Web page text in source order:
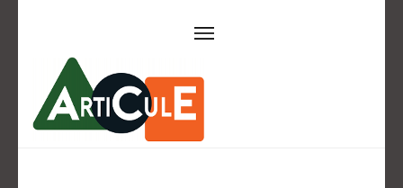
ARTICULE ASBL
Présentation